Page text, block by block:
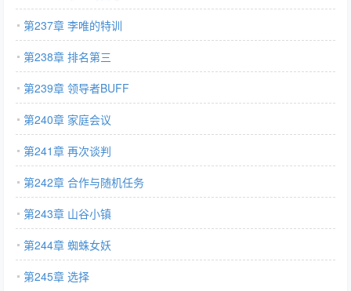
第237章 李唯的特训
第238章 排名第三
第239章 领导者BUFF
第240章 家庭会议
第241章 再次谈判
第242章 合作与随机任务
第243章 山谷小镇
第244章 蜘蛛女妖
第245章 选择